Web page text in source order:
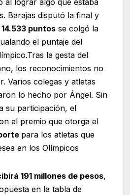
al lograr algo que estaba
Barajas disputó la final y
14.533 puntos se colgó la
el puntaje del
la gesta del
los reconocimientos no
Varios colegas y atletas
lo hecho por Ángel. Sin
su participación, el
el premio que otorga el
para los atletas que
en los Olímpicos
191 millones de pesos,
en la tabla de